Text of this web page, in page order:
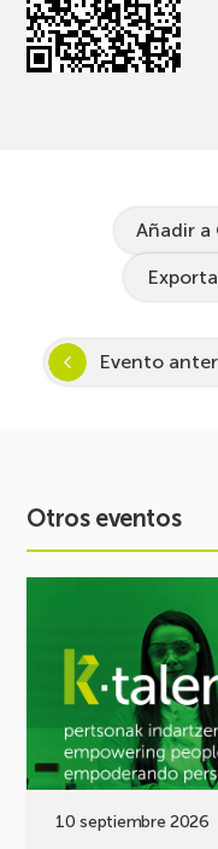
Añadir a
Evento
Otros eventos
10 septiembre 2026
STEAM
2027:
Despertando
vocación